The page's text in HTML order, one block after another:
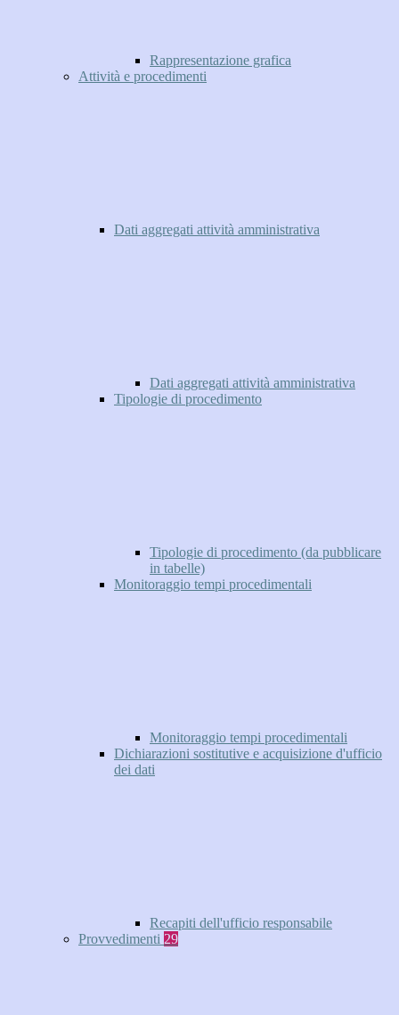
Rappresentazione grafica
Attività e procedimenti
Dati aggregati attività amministrativa
Dati aggregati attività amministrativa
Tipologie di procedimento
Tipologie di procedimento (da pubblicare
in tabelle)
Monitoraggio tempi procedimentali
Monitoraggio tempi procedimentali
Dichiarazioni sostitutive e acquisizione d'ufficio
dei dati
Recapiti dell'ufficio responsabile
Provvedimenti 29